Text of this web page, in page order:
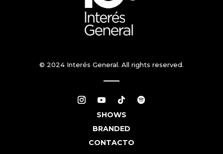
© 2024 Interés General. All rights reserved.
SHOWS
BRANDED
CONTACTO